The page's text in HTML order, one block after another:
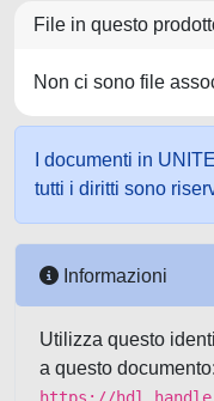
File in questo
Non ci sono file
I documenti in
tutti i diritti sono
Informazioni
Utilizza questo
a questo documento: